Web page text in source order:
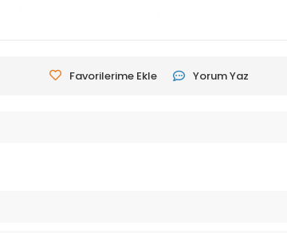
Favorilerime Ekle Yorum Yaz